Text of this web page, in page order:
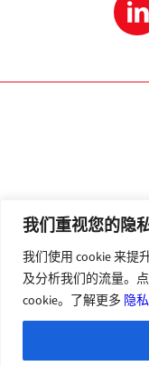
我们重视您的隐
我们使用 cookie 来提
及分析我们的流量。
cookie。了解更多 隐